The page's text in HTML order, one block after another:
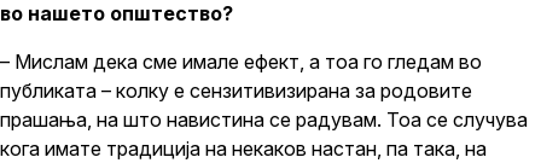
во нашето општество?
– Мислам дека сме имале ефект, а тоа го гледам во
публиката – колку е сензитивизирана за родовите
прашања, на што навистина се радувам. Тоа се случува
кога имате традиција на некаков настан, па така, на